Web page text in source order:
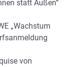
statt Außen“
„Wachstum
von